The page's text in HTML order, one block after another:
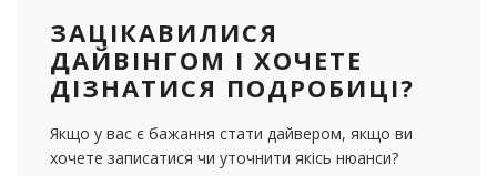
ЗАЦІКАВИЛИСЯ
ДАЙВІНГОМ І ХОЧЕТЕ
ДІЗНАТИСЯ ПОДРОБИЦІ?
Якщо у вас є бажання стати дайвером, якщо ви
хочете записатися чи уточнити якісь нюанси?